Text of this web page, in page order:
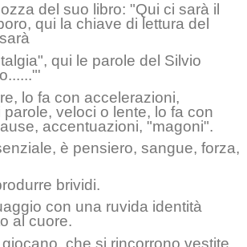
del suo libro: "Qui ci sarà il
qui la chiave di lettura del
qui le parole del Silvio
lo fa con accelerazioni,
veloci o lente, lo fa con
accentuazioni, "magoni".
è pensiero, sangue, forza,
brividi.
con una ruvida identità
al cuore.
che si rincorrono vestite